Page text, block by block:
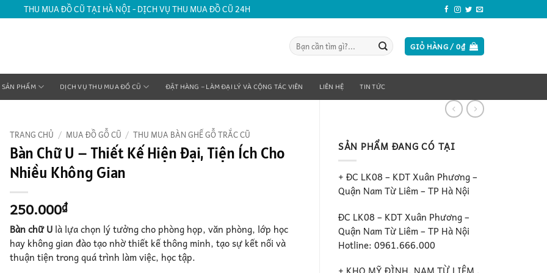
THU MUA ĐỒ CŨ TẠI HÀ NỘI - DỊCH VỤ THU MUA ĐỒ CŨ 24H
Tìm
kiếm:
GIỎ HÀNG /0₫
SẢN PHẨM DỊCH VỤ THU MUA ĐỒ CŨ ĐẶT HÀNG – LÀM ĐẠI LÝ VÀ CỘNG TÁC VIÊN LIÊN HỆ TIN TỨC
SẢN PHẨM ĐANG CÓ TẠI
+ ĐC LK08 – KDT Xuân Phương –
Quận Nam Từ Liêm – TP Hà Nội
ĐC LK08 – KDT Xuân Phương –
Quận Nam Từ Liêm – TP Hà Nội
Hotline: 0961.666.000
TRANG CHỦ / MUA ĐỒ GỖ CŨ / THU MUA BÀN GHẾ GỖ TRẮC CŨ
Bàn Chữ U – Thiết Kế Hiện Đại, Tiện Ích Cho
Nhiều Không Gian
250.000₫
Bàn chữ U là lựa chọn lý tưởng cho phòng họp, văn phòng, lớp học
hay không gian đào tạo nhờ thiết kế thông minh, tạo sự kết nối và
thuận tiện trong quá trình làm việc, học tập.